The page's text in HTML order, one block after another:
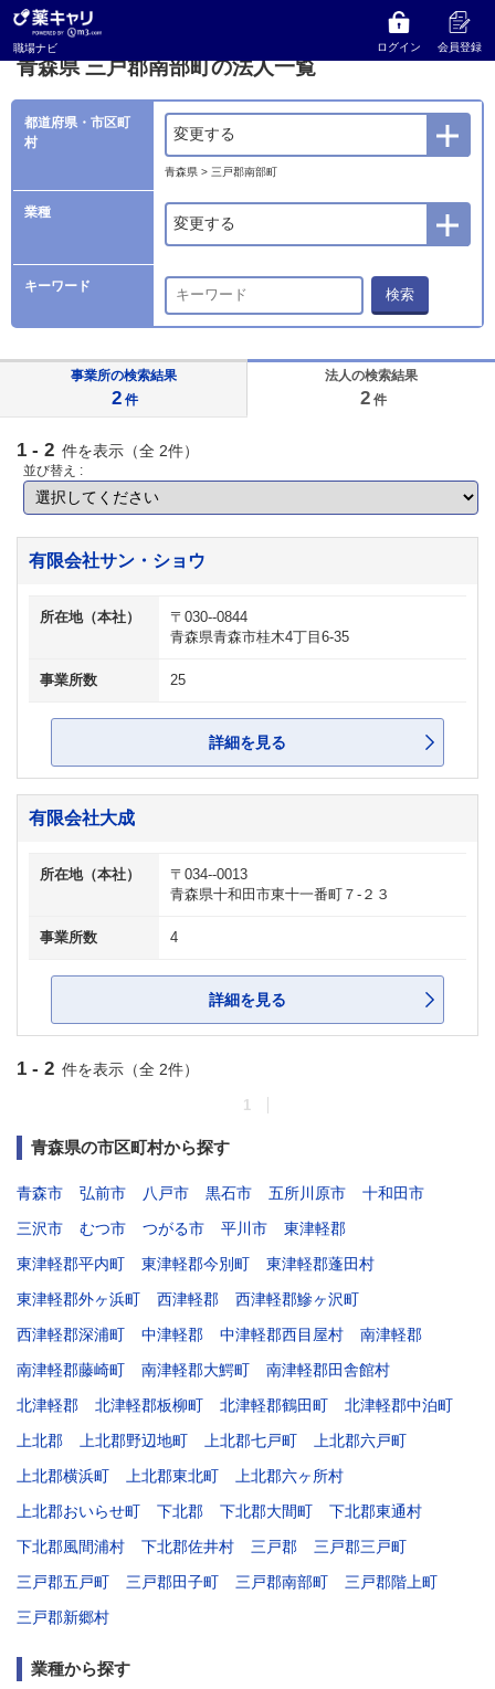
職場ナビ ログイン 会員登録
薬キャリ 職場ナビ 三戸郡南部町の法人一覧
青森県 三戸郡南部町の法人一覧
都道府県・市区町
村
変更する
青森県 > 三戸郡南部町
業種
変更する
キーワード 検索
事業所の検索結果
2 件
法人の検索結果
2 件
1 - 2 件を表示（全 2件）
並び替え :
有限会社サン・ショウ
所在地（本社）
〒030--0844
青森県青森市桂木4丁目6-35
事業所数 25
詳細を見る
有限会社大成
所在地（本社）
〒034--0013
青森県十和田市東十一番町７-２３
事業所数 4
詳細を見る
1 - 2 件を表示（全 2件）
1
青森県の市区町村から探す
青森市 弘前市 八戸市 黒石市 五所川原市
十和田市
三沢市
むつ市 つがる市 平川市
東津軽郡
東津軽郡平内町
東津軽郡今別町
東津軽郡蓬田村
東津軽郡外ヶ浜町
西津軽郡
西津軽郡鰺ヶ沢町
西津軽郡深浦町
中津軽郡 中津軽郡西目屋村
南津軽郡
南津軽郡藤崎町
南津軽郡大鰐町
南津軽郡田舎館村
北津軽郡
北津軽郡板柳町 北津軽郡鶴田町
北津軽郡中泊町
上北郡
上北郡野辺地町 上北郡七戸町
上北郡六戸町
上北郡横浜町
上北郡東北町
上北郡六ヶ所村
上北郡おいらせ町
下北郡 下北郡大間町
下北郡東通村
下北郡風間浦村
下北郡佐井村 三戸郡
三戸郡三戸町
三戸郡五戸町
三戸郡田子町 三戸郡南部町
三戸郡階上町
三戸郡新郷村
業種から探す